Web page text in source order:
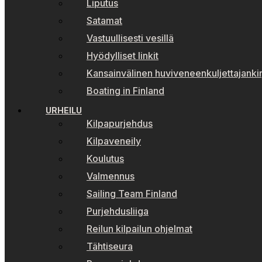
Liputus
Satamat
Vastuullisesti vesillä
Hyödylliset linkit
Kansainvälinen
Boating in Finland
URHEILU
Kilpapurjehdus
Kilpaveneily
Koulutus
Valmennus
Sailing Team Finland
Purjehdusliiga
Reilun kilpailun ohjelmat
Tähtiseura